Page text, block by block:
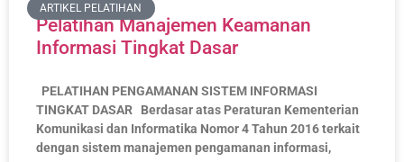
ARTIKEL PELATIHAN
Pelatihan Manajemen Keamanan
Informasi Tingkat Dasar
PELATIHAN PENGAMANAN SISTEM INFORMASI
TINGKAT DASAR Berdasar atas Peraturan Kementerian
Komunikasi dan Informatika Nomor 4 Tahun 2016 terkait
dengan sistem manajemen pengamanan informasi,